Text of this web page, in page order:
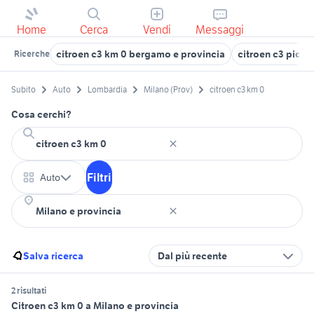
Home Cerca Vendi Messaggi
Ricerche citroen c3 km 0 bergamo e provincia citroen c3
Subito Auto Lombardia Milano (Prov) citroen c3 km 0
Cosa cerchi?
Auto Filtri
Salva ricerca Dal più recente
2 risultati
Citroen c3 km 0 a Milano e provincia